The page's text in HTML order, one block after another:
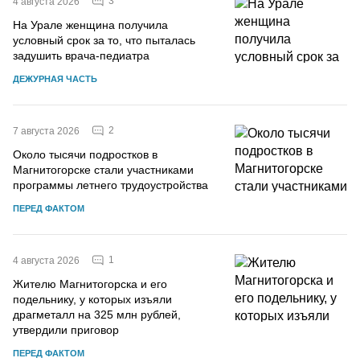
На Урале женщина получила
условный срок за то, что пыталась
задушить врача-педиатра
ДЕЖУРНАЯ ЧАСТЬ
7 августа 2026 2
Около тысячи подростков в
Магнитогорске стали участниками
программы летнего трудоустройства
ПЕРЕД ФАКТОМ
4 августа 2026 1
Жителю Магнитогорска и его
подельнику, у которых изъяли
драгметалл на 325 млн рублей,
утвердили приговор
ПЕРЕД ФАКТОМ